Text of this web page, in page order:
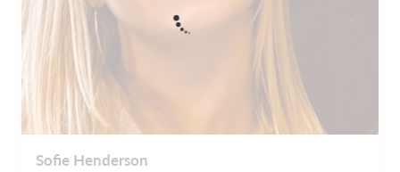
Sofie Henderson